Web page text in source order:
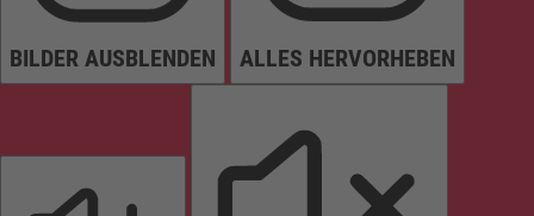
BILDER AUSBLENDEN ALLES HERVORHEBEN